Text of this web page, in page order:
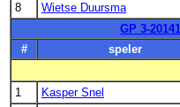
8
Wietse Duursma
GP 3-
#
speler
1
Kasper Snel